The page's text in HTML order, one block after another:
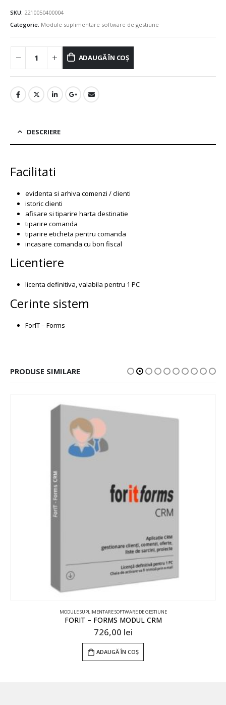
SKU: 2210050400004
Categorie: Module suplimentare software de gestiune
ADAUGĂ ÎN COȘ
DESCRIERE
Facilitati
evidenta si arhiva comenzi / clienti
istoric clienti
afisare si tiparire harta destinatie
tiparire comanda
tiparire eticheta pentru comanda
incasare comanda cu bon fiscal
Licentiere
licenta definitiva, valabila pentru 1 PC
Cerinte sistem
ForIT – Forms
PRODUSE SIMILARE
MODULE SUPLIMENTARE SOFTWARE DE GESTIUNE
FORIT – FORMS MODUL CRM
726,00 lei
ADAUGĂ ÎN COȘ